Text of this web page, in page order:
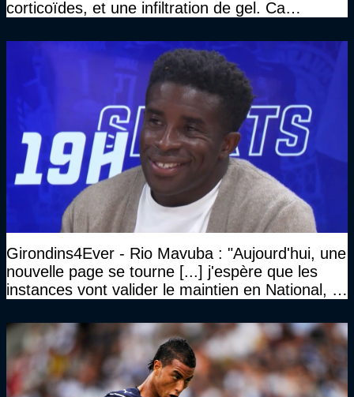
corticoïdes, et une infiltration de gel. Ca
Girondins4Ever - Rio Mavuba : "Aujourd'hui, une
nouvelle page se tourne [...] j'espère que les
instances vont valider le maintien en National, et
haut niveau"